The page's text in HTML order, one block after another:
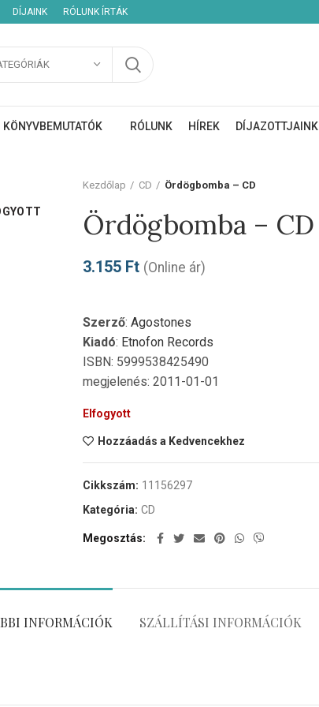
DÍJAINK RÓLUNK ÍRTÁK
KÖNYVBEMUTATÓK RÓLUNK HÍREK DÍJAZOTTJAINK
Kezdőlap
CD Ördögbomba – CD
Ördögbomba – CD
3.155 Ft (Online ár)
Szerző: Agostones
Kiadó: Etnofon Records
ISBN: 5999538425490
megjelenés: 2011-01-01
Elfogyott
Hozzáadás a Kedvencekhez
Cikkszám: 11156297
Kategória: CD
Megosztás
INFORMÁCIÓK SZÁLLÍTÁSI INFORMÁCIÓK